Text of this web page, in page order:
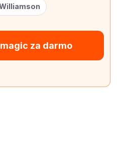
za darmo